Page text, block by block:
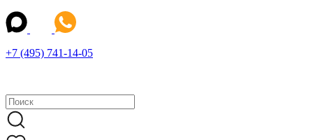
+7 (495) 741-14-05